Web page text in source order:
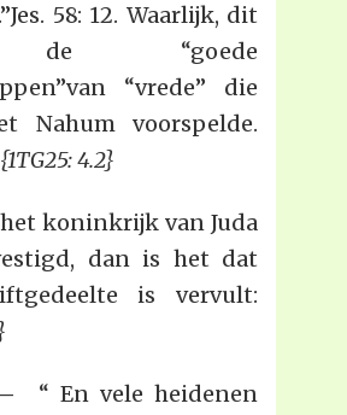
58: 12. Waarlijk, dit
“goede
“vrede” die
Nahum voorspelde.
{1TG25: 4.2}
koninkrijk van Juda
dan is het dat
is vervult:
“ En vele heidenen